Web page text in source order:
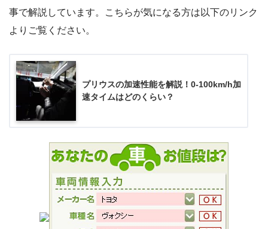
事で解説しています。こちらが気になる方は以下のリンク
よりご覧ください。
プリウスの加速性能を解説！0-100km/h加
速タイムはどのくらい？